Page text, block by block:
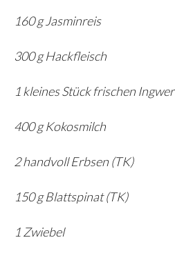
160 g Jasminreis
300 g Hackfleisch
1 kleines Stück frischen Ingwer
400 g Kokosmilch
2 handvoll Erbsen (TK)
150 g Blattspinat (TK)
1 Zwiebel